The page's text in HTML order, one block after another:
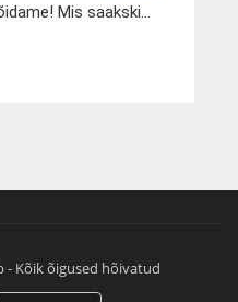
Mis saakski...
Kõik õigused hõivatud